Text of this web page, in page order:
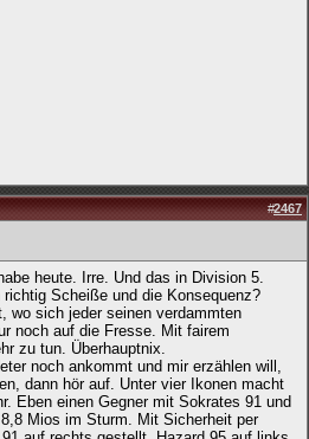
#2467
heute. Irre. Und das in Division 5.
Scheiße und die Konsequenz?
wo sich jeder seinen verdammten
noch auf die Fresse. Mit fairem
zu tun. Überhauptnix.
noch ankommt und mir erzählen will,
dann hör auf. Unter vier Ikonen macht
Eben einen Gegner mit Sokrates 91 und
Mios im Sturm. Mit Sicherheit per